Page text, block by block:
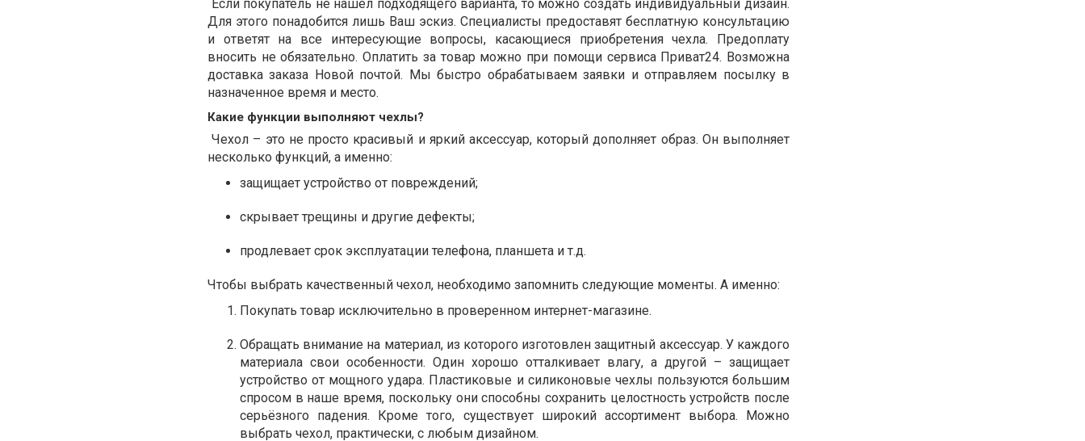
Если покупатель не нашёл подходящего варианта, то можно создать индивидуальный дизайн.
Для этого понадобится лишь Ваш эскиз. Специалисты предоставят бесплатную консультацию
и ответят на все интересующие вопросы, касающиеся приобретения чехла. Предоплату
вносить не обязательно. Оплатить за товар можно при помощи сервиса Приват24. Возможна
доставка заказа Новой почтой. Мы быстро обрабатываем заявки и отправляем посылку в
назначенное время и место.
Какие функции выполняют чехлы?
Чехол – это не просто красивый и яркий аксессуар, который дополняет образ. Он выполняет
несколько функций, а именно:
защищает устройство от повреждений;
скрывает трещины и другие дефекты;
продлевает срок эксплуатации телефона, планшета и т.д.
Чтобы выбрать качественный чехол, необходимо запомнить следующие моменты. А именно:
Покупать товар исключительно в проверенном интернет-магазине.
Обращать внимание на материал, из которого изготовлен защитный аксессуар. У каждого
материала свои особенности. Один хорошо отталкивает влагу, а другой – защищает
устройство от мощного удара. Пластиковые и силиконовые чехлы пользуются большим
спросом в наше время, поскольку они способны сохранить целостность устройств после
серьёзного падения. Кроме того, существует широкий ассортимент выбора. Можно
выбрать чехол, практически, с любым дизайном.